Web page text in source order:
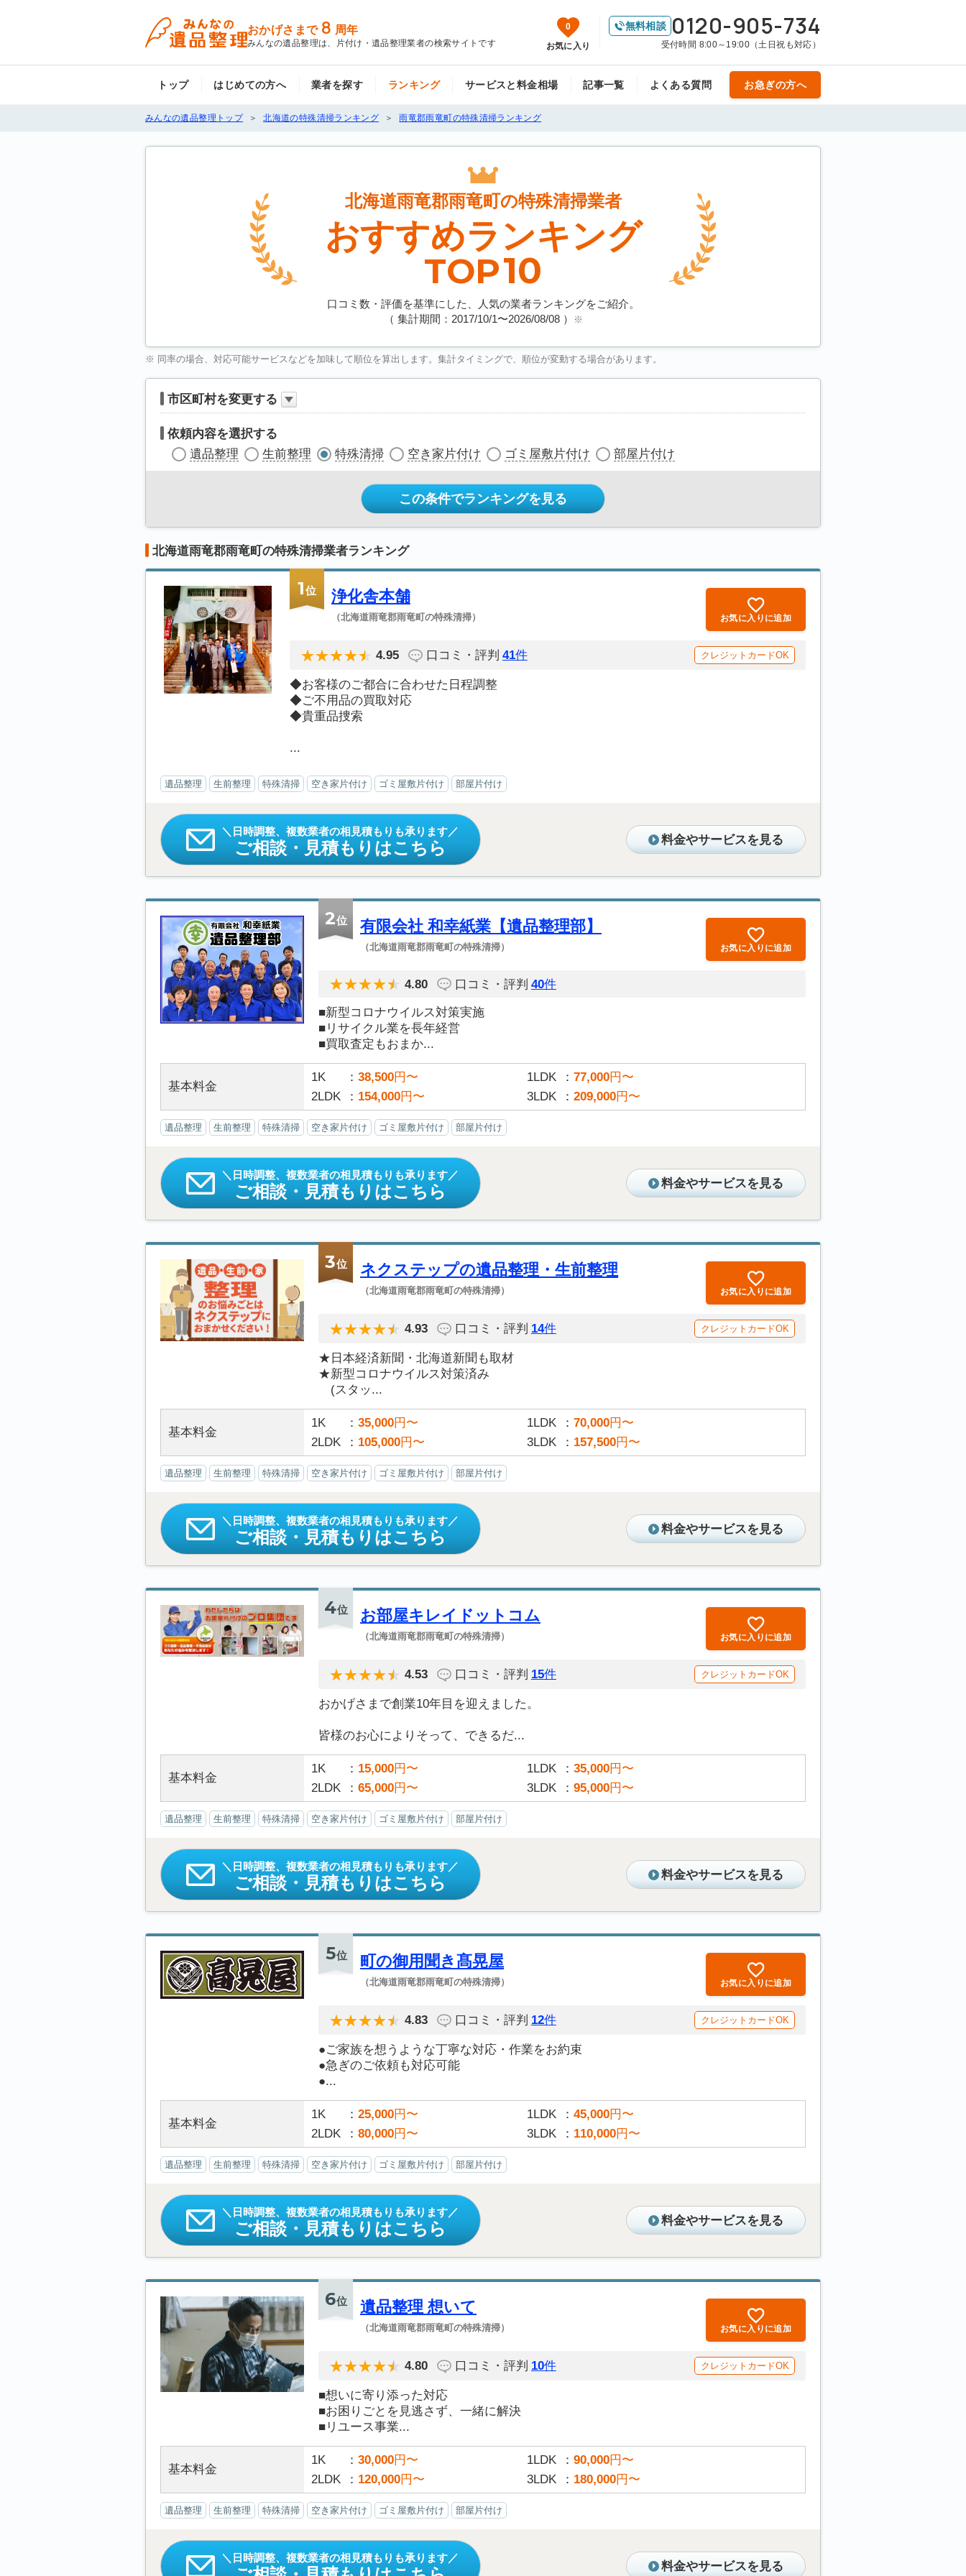
おかげさまで 8 周年
みんなの遺品整理は、片付け・遺品整理業者の検索サイトです
0
お気に入り
無料相談 0120-905-734
受付時間 8:00～19:00（土日祝も対応）
トップ はじめての方へ 業者を探す ランキング サービスと料金相場 記事一覧 よくある質問 お急ぎの方へ
みんなの遺品整理トップ 北海道の特殊清掃ランキング 雨竜郡雨竜町の特殊清掃ランキング
北海道雨竜郡雨竜町の特殊清掃業者
おすすめランキング
TOP10
口コミ数・評価を基準にした、人気の業者ランキングをご紹介。
（ 集計期間：2017/10/1〜2026/08/08） ※
※ 同率の場合、対応可能サービスなどを加味して順位を算出します。集計タイミングで、順位が変動する場合があります。
市区町村を変更する
依頼内容を選択する
遺品整理
生前整理 特殊清掃 空き家片付け ゴミ屋敷片付け 部屋片付け
この条件でランキングを見る
北海道雨竜郡雨竜町の特殊清掃業者ランキング
1位 浄化舎本舗
（北海道雨竜郡雨竜町の特殊清掃） お気に入りに追加
4.95 口コミ・評判 41件 クレジットカードOK
◆お客様のご都合に合わせた日程調整
◆ご不用品の買取対応
◆貴重品捜索
...
遺品整理 生前整理 特殊清掃 空き家片付け ゴミ屋敷片付け 部屋片付け
日時調整、複数業者の相見積もりも承ります
ご相談・見積もりはこちら 料金やサービスを見る
2位 有限会社 和幸紙業【遺品整理部】
（北海道雨竜郡雨竜町の特殊清掃） お気に入りに追加
4.80 口コミ・評判 40件
■新型コロナウイルス対策実施
■リサイクル業を長年経営
■買取査定もおまか...
基本料金
1K 38,500円〜 1LDK 77,000円〜
2LDK
154,000円〜 3LDK 209,000円〜
遺品整理 生前整理 特殊清掃 空き家片付け ゴミ屋敷片付け 部屋片付け
日時調整、複数業者の相見積もりも承ります
ご相談・見積もりはこちら 料金やサービスを見る
3位 ネクステップの遺品整理・生前整理
（北海道雨竜郡雨竜町の特殊清掃） お気に入りに追加
4.93 口コミ・評判 14件 クレジットカードOK
★日本経済新聞・北海道新聞も取材
★新型コロナウイルス対策済み
(スタッ...
基本料金
1K 35,000円〜 1LDK 70,000円〜
2LDK
105,000円〜 3LDK 157,500円〜
遺品整理 生前整理 特殊清掃 空き家片付け ゴミ屋敷片付け 部屋片付け
日時調整、複数業者の相見積もりも承ります
ご相談・見積もりはこちら 料金やサービスを見る
4位 お部屋キレイドットコム
（北海道雨竜郡雨竜町の特殊清掃） お気に入りに追加
4.53 口コミ・評判 15件 クレジットカードOK
おかげさまで創業10年目を迎えました。
皆様のお心によりそって、できるだ...
基本料金
1K 15,000円〜 1LDK 35,000円〜
2LDK
65,000円〜 3LDK 95,000円〜
遺品整理 生前整理 特殊清掃 空き家片付け ゴミ屋敷片付け 部屋片付け
日時調整、複数業者の相見積もりも承ります
ご相談・見積もりはこちら 料金やサービスを見る
5位 町の御用聞き髙晃屋
（北海道雨竜郡雨竜町の特殊清掃） お気に入りに追加
4.83 口コミ・評判 12件 クレジットカードOK
●ご家族を想うような丁寧な対応・作業をお約束
●急ぎのご依頼も対応可能
●...
基本料金
1K 25,000円〜 1LDK 45,000円〜
2LDK
80,000円〜 3LDK 110,000円〜
遺品整理 生前整理 特殊清掃 空き家片付け ゴミ屋敷片付け 部屋片付け
日時調整、複数業者の相見積もりも承ります
ご相談・見積もりはこちら 料金やサービスを見る
6位 遺品整理 想いて
（北海道雨竜郡雨竜町の特殊清掃） お気に入りに追加
4.80 口コミ・評判 10件 クレジットカードOK
■想いに寄り添った対応
■お困りごとを見逃さず、一緒に解決
■リユース事業...
基本料金
1K 30,000円〜 1LDK 90,000円〜
2LDK
120,000円〜 3LDK 180,000円〜
遺品整理 生前整理 特殊清掃 空き家片付け ゴミ屋敷片付け 部屋片付け
日時調整、複数業者の相見積もりも承ります
料金やサービスを見る